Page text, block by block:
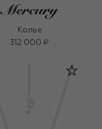
Колье
312 000 ₽